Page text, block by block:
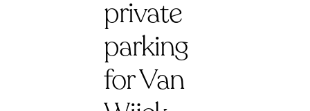
private
parking
for Van